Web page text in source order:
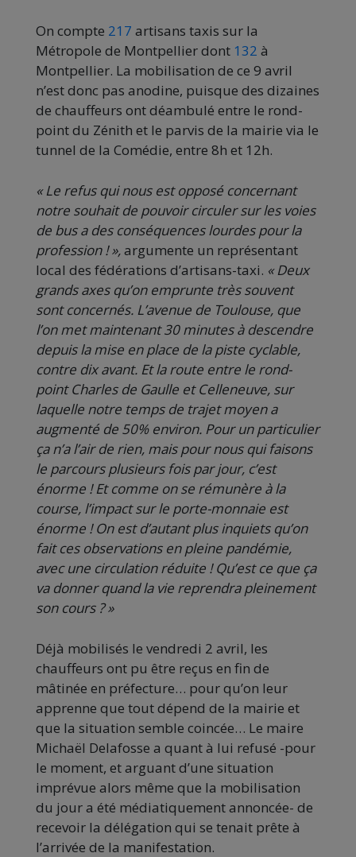
On compte 217 artisans taxis sur la
Métropole de Montpellier dont 132 à
Montpellier. La mobilisation de ce 9 avril
n’est donc pas anodine, puisque des dizaines
de chauffeurs ont déambulé entre le rond-
point du Zénith et le parvis de la mairie via le
tunnel de la Comédie, entre 8h et 12h.
« Le refus qui nous est opposé concernant
notre souhait de pouvoir circuler sur les voies
de bus a des conséquences lourdes pour la
profession ! »,argumente un représentant
local des fédérations d’artisans-taxi. « Deux
grands axes qu’on emprunte très souvent
sont concernés. L’avenue de Toulouse, que
l’on met maintenant 30 minutes à descendre
depuis la mise en place de la piste cyclable,
contre dix avant. Et la route entre le rond-
point Charles de Gaulle et Celleneuve, sur
laquelle notre temps de trajet moyen a
augmenté de 50% environ. Pour un particulier
ça n’a l’air de rien, mais pour nous qui faisons
le parcours plusieurs fois par jour, c’est
énorme ! Et comme on se rémunère à la
course, l’impact sur le porte-monnaie est
énorme ! On est d’autant plus inquiets qu’on
fait ces observations en pleine pandémie,
avec une circulation réduite ! Qu’est ce que ça
va donner quand la vie reprendra pleinement
son cours ? »
Déjà mobilisés le vendredi 2 avril, les
chauffeurs ont pu être reçus en fin de
mâtinée en préfecture… pour qu’on leur
apprenne que tout dépend de la mairie et
que la situation semble coincée… Le maire
Michaël Delafosse a quant à lui refusé -pour
le moment, et arguant d’une situation
imprévue alors même que la mobilisation
du jour a été médiatiquement annoncée- de
recevoir la délégation qui se tenait prête à
l’arrivée de la manifestation.